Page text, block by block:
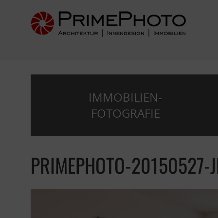
IMMOBILIEN-
FOTOGRAFIE
PRIMEPHOTO-